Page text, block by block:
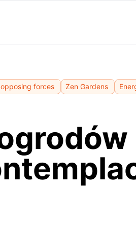
opposing forces Zen Gardens